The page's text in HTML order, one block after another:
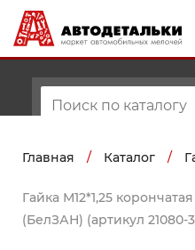
Главная / Каталог /
Гайка М12*1,25
(БелЗАН) (артикул 21080-